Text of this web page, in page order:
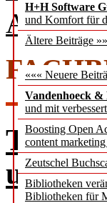
H+H Software
und Komfort für
Ältere Beiträge
««« Neuere
Vandenhoeck
und mit
Boosting Open
content
Zeutschel
Bibliotheken
Bibliotheken für
Text
und